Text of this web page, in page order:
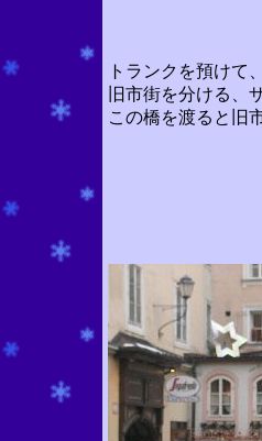
トランクを預けて
旧市街を分ける、
この橋を渡ると旧